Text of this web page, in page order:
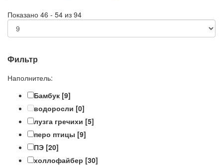
Показано 46 - 54 из 94
Фильтр
Наполнитель:
Бамбук [9]
водоросли [0]
лузга гречихи [5]
перо птицы [9]
ПЭ [20]
холлофайбер [30]